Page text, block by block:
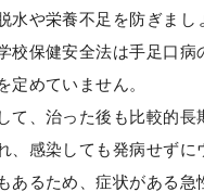
水や栄養不足を防ぎまし
校保健安全法は手足口病
定めていません。
て、治った後も比較的長
、感染しても発病せずに
あるため、症状がある急